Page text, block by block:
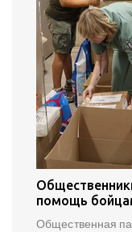
помощь
Общественная